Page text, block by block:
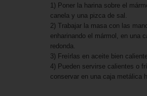
1) Poner la harina sobre el
canela y una pizca de sal.
2) Trabajar la masa con las
enharinando el mármol, en una
redonda.
3) Freírlas en aceite bien
4) Pueden servirse calientes o
conservar en una caja metálica